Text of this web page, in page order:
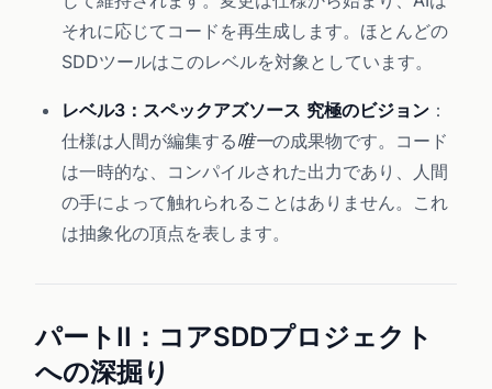
それに応じてコードを再生成します。ほとんどの
SDDツールはこのレベルを対象としています。
レベル3：スペックアズソース 究極のビジョン ：
仕様は人間が編集する唯一の成果物です。コード
は一時的な、コンパイルされた出力であり、人間
の手によって触れられることはありません。これ
は抽象化の頂点を表します。
パートII：コアSDDプロジェクト
への深掘り